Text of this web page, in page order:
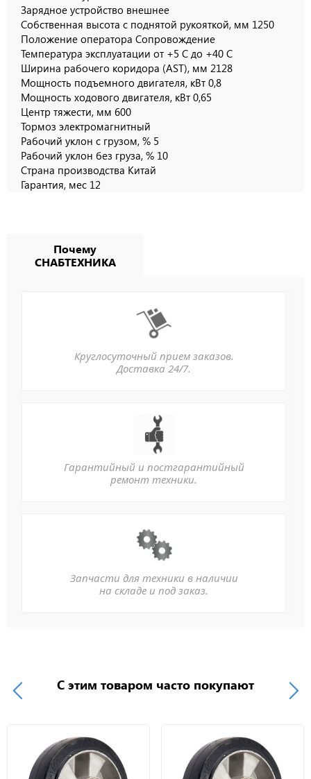
Зарядное устройство внешнее
Собственная высота с поднятой рукояткой, мм 1250
Положение оператора Сопровождение
Температура эксплуатации от +5 С до +40 С
Ширина рабочего коридора (AST), мм 2128
Мощность подъемного двигателя, кВт 0,8
Мощность ходового двигателя, кВт 0,65
Центр тяжести, мм 600
Тормоз электромагнитный
Рабочий уклон с грузом, % 5
Рабочий уклон без груза, % 10
Страна производства Китай
Гарантия, мес 12
Почему
СНАБТЕХНИКА
Круглосуточный прием заказов.
Доставка 24/7.
Гарантийный и постгарантийный
ремонт техники.
Запчасти для техники в наличии
на складе и под заказ.
С этим товаром часто покупают